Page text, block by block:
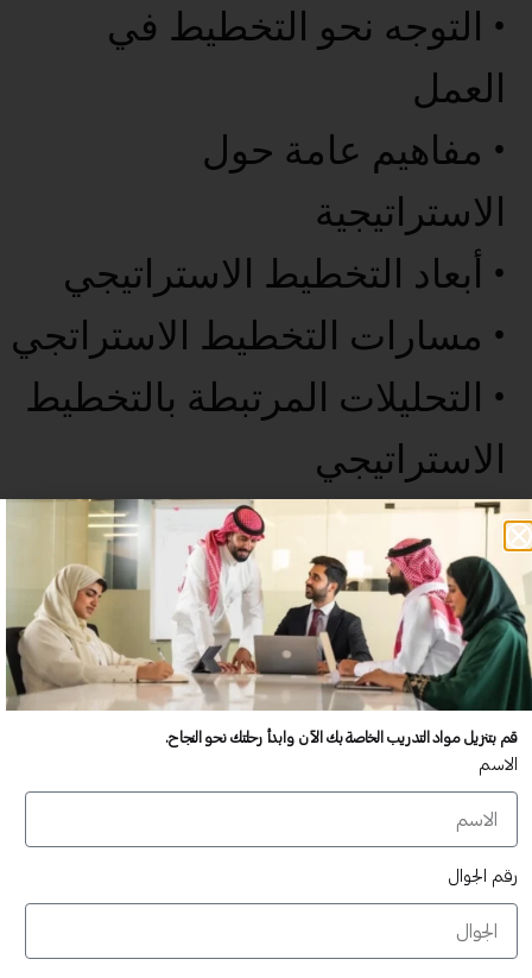
• التوجه نحو التخطيط في
العمل
• مفاهيم عامة حول
الاستراتيجية
• أبعاد التخطيط الاستراتيجي
• مسارات التخطيط الاستراتجي
• التحليلات المرتبطة بالتخطيط
الاستراتيجي
• الخاتمة
عدد غير محدود من المستخدمين
تدريب أكبر عدد تريده من المشاركين في موقعك - ​​إلى الأبد!
لا توجد رسوم تجديد سنوية
تدريب أكبر عدد تريده من المشاركين في موقعك - ​​إلى الأبد!
قم بتنزيل مواد التدريب الخاصة بك الآن وابدأ رحلتك نحو النجاح.
الاسم
رقم الجوال